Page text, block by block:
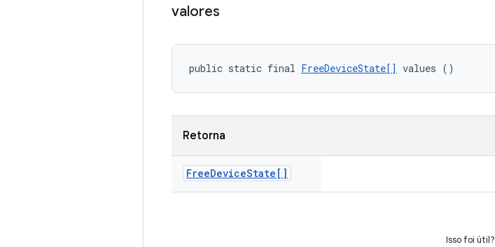
valores
public static final FreeDeviceState[] values ()
Retorna
FreeDeviceState[]
Isso foi útil?